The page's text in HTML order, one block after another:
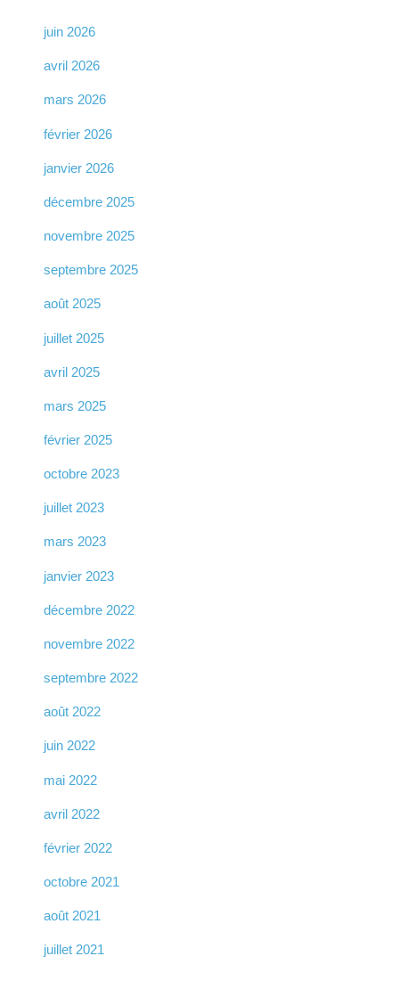
juin 2026
avril 2026
mars 2026
février 2026
janvier 2026
décembre 2025
novembre 2025
septembre 2025
août 2025
juillet 2025
avril 2025
mars 2025
février 2025
octobre 2023
juillet 2023
mars 2023
janvier 2023
décembre 2022
novembre 2022
septembre 2022
août 2022
juin 2022
mai 2022
avril 2022
février 2022
octobre 2021
août 2021
juillet 2021